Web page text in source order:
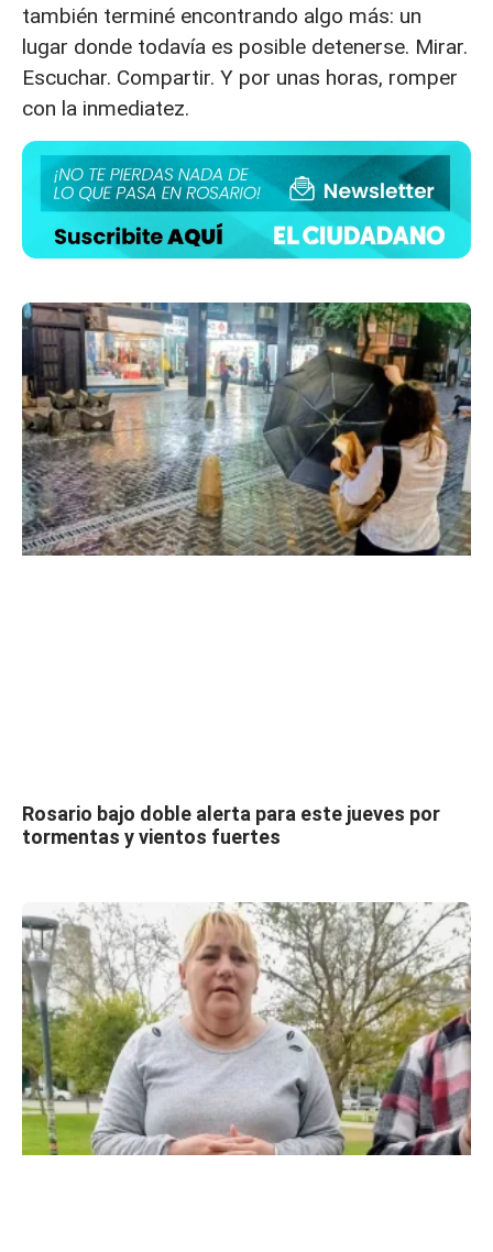
también terminé encontrando algo más: un
lugar donde todavía es posible detenerse. Mirar.
Escuchar. Compartir. Y por unas horas, romper
con la inmediatez.
Rosario bajo doble alerta para este jueves por
tormentas y vientos fuertes